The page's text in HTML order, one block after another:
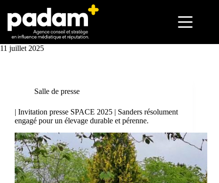
11 juillet 2025
Salle de presse
| Invitation presse SPACE 2025 | Sanders résolument
engagé pour un élevage durable et pérenne.